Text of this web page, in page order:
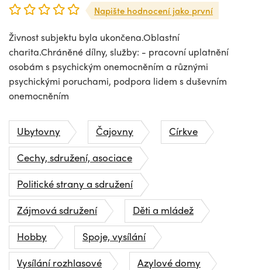
Napište hodnocení jako první
Živnost subjektu byla ukončena.Oblastní
charita.Chráněné dílny, služby: - pracovní uplatnění
osobám s psychickým onemocněním a různými
psychickými poruchami, podpora lidem s duševním
onemocněním
Ubytovny Čajovny
Církve
Cechy, sdružení, asociace
Politické strany a sdružení
Zájmová sdružení
Děti a mládež
Hobby
Spoje, vysílání
Vysílání rozhlasové
Azylové domy